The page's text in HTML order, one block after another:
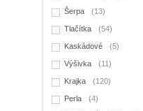
Šerpa (13)
Tlačítka (54)
Kaskádové (5)
Výšivka (11)
Krajka (120)
Perla (4)